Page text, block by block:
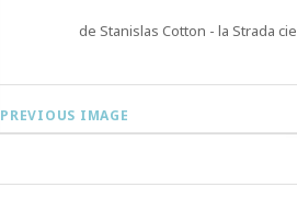
de Stanislas Cotton - la Strada cie
PREVIOUS IMAGE